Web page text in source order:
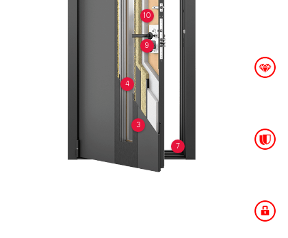
3
4
7
9
10